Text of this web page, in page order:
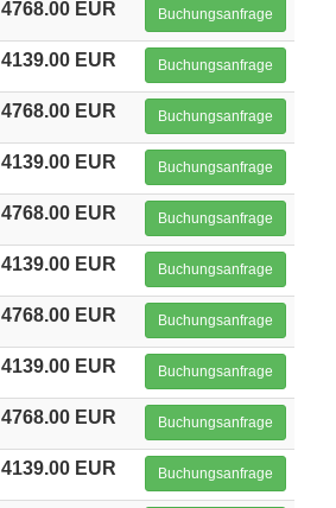
4768.00 EUR Buchungsanfrage
4139.00 EUR Buchungsanfrage
4768.00 EUR Buchungsanfrage
4139.00 EUR Buchungsanfrage
4768.00 EUR Buchungsanfrage
4139.00 EUR Buchungsanfrage
4768.00 EUR Buchungsanfrage
4139.00 EUR Buchungsanfrage
4768.00 EUR Buchungsanfrage
4139.00 EUR Buchungsanfrage